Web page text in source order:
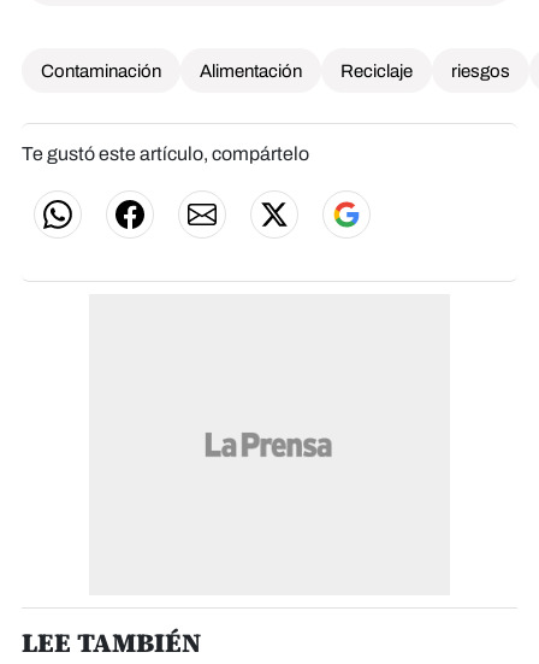
Contaminación Alimentación Reciclaje riesgos
Te gustó este artículo, compártelo
LEE TAMBIÉN